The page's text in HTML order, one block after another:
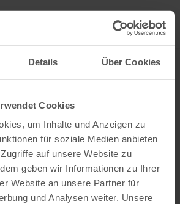
Details Über Cookies
Cookies
um Inhalte und Anzeigen zu
für soziale Medien anbieten
auf unsere Website zu
geben wir Informationen zu Ihrer
Website an unsere Partner für
und Analysen weiter. Unsere
INTERACTIVE MAP
my
Open filter